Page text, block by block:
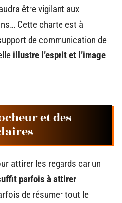
être vigilant aux
Cette charte est à
de communication de
illustre l’esprit et l’image
et des
attirer les regards car un
parfois à attirer
de résumer tout le